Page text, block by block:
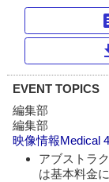
EVENT TOPICS
編集部
編集部
映像情報Medical
アブストラ
は基本料金